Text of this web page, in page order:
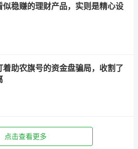
稳赚的理财产品，实则是精心设
助农旗号的资金盘骗局，收割了
点击查看更多